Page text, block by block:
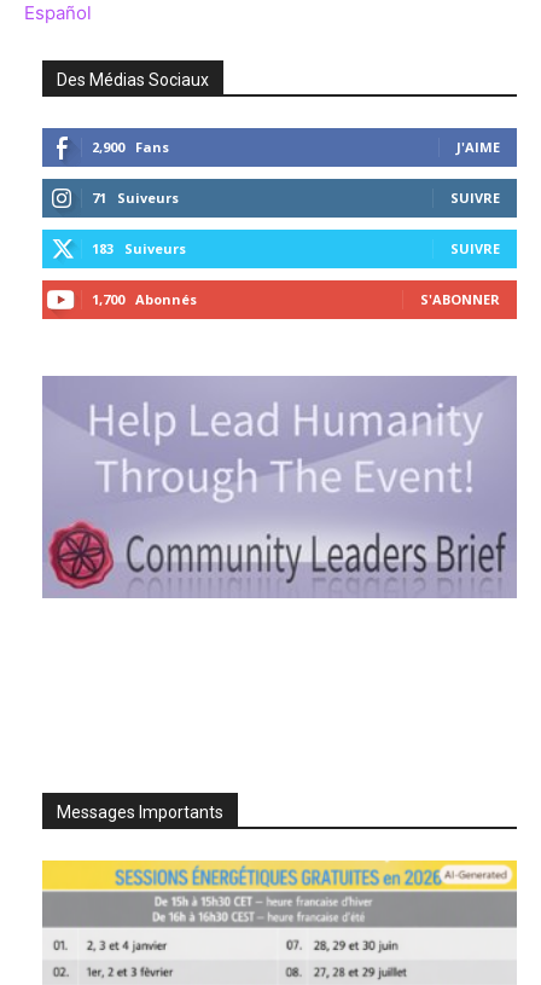
Español
Des Médias Sociaux
2,900 Fans J'AIME
71 Suiveurs SUIVRE
183 Suiveurs SUIVRE
1,700 Abonnés S'ABONNER
Messages Importants